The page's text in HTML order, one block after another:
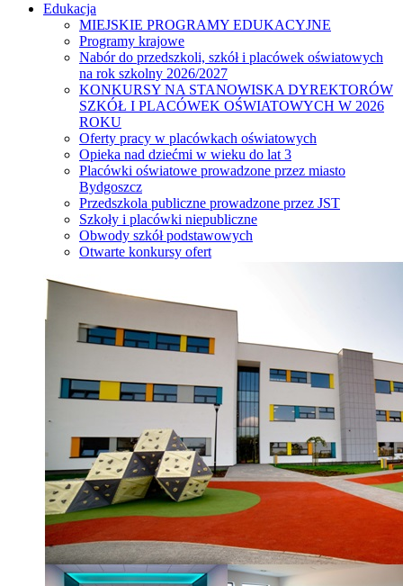
Edukacja
MIEJSKIE PROGRAMY EDUKACYJNE
Programy krajowe
Nabór do przedszkoli, szkół i placówek oświatowych
na rok szkolny 2026/2027
KONKURSY NA STANOWISKA DYREKTORÓW
SZKÓŁ I PLACÓWEK OŚWIATOWYCH W 2026
ROKU
Oferty pracy w placówkach oświatowych
Opieka nad dziećmi w wieku do lat 3
Placówki oświatowe prowadzone przez miasto
Bydgoszcz
Przedszkola publiczne prowadzone przez JST
Szkoły i placówki niepubliczne
Obwody szkół podstawowych
Otwarte konkursy ofert